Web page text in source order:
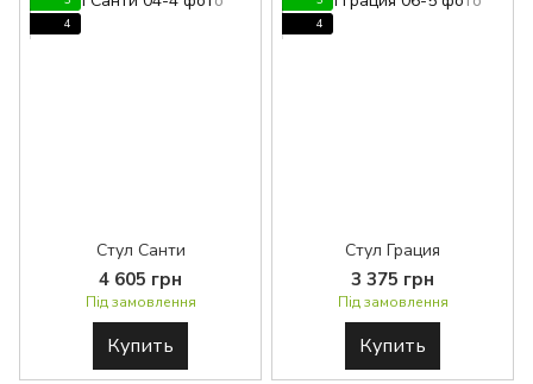
4
Стул Санти
4 605 грн
Під замовлення
Купить
4
Стул Грация
3 375 грн
Під замовлення
Купить